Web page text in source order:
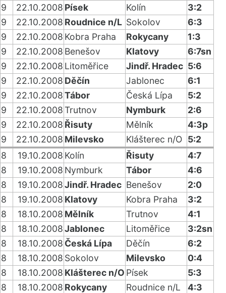
9
22.10.2008 Písek Kolín
3:2
9
22.10.2008 Roudnice n/L Sokolov
6:3
9
22.10.2008 Kobra Praha Rokycany
1:3
9
22.10.2008 Benešov Klatovy
6:7sn
9
22.10.2008 Litoměřice Jindř. Hradec 5:6
9
22.10.2008 Děčín Jablonec
6:1
9
22.10.2008Tábor Česká Lípa
5:2
9
22.10.2008Trutnov Nymburk
2:6
9
22.10.2008 Řisuty Mělník
4:3p
9
22.10.2008 Milevsko Klášterec n/O 5:2
8
19.10.2008 Kolín Řisuty
4:7
8
19.10.2008 Nymburk Tábor
4:6
8
19.10.2008Jindř. Hradec Benešov
2:0
8
19.10.2008 Klatovy Kobra Praha
3:2
8
18.10.2008 Mělník Trutnov
4:1
8
18.10.2008Jablonec Litoměřice
3:2sn
8
18.10.2008 Česká Lípa Děčín
6:2
8
18.10.2008 Sokolov Milevsko
0:4
8
18.10.2008 Klášterec n/O Písek
5:3
8
18.10.2008 Rokycany Roudnice n/L
4:3